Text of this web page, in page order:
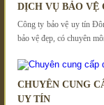
DỊCH VỤ BẢO VỆ
Công ty bảo vệ uy tín
bảo vệ đẹp, có chuyên
CHUYÊN CUNG
UY TÍN